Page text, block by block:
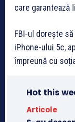
care garantează
FBI-ul dorește
iPhone-ului 5c,
împreună cu
Hot this
Articole